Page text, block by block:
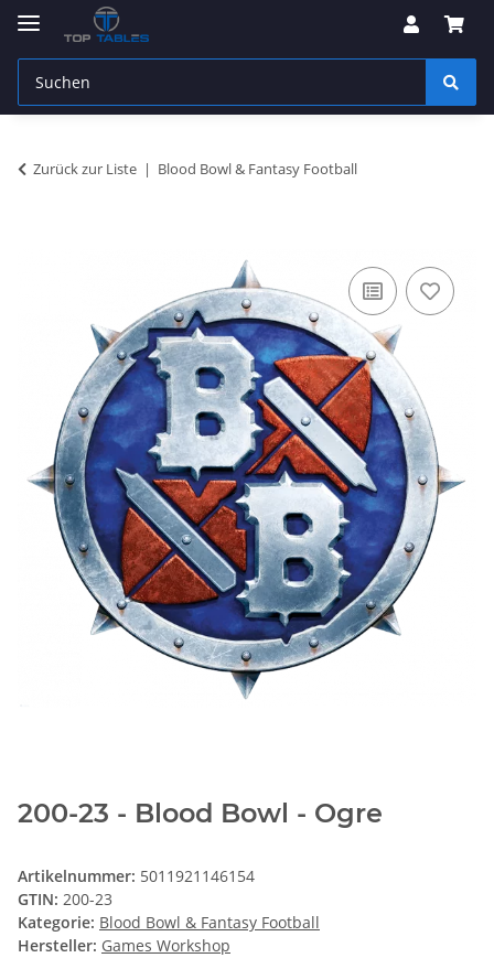
Zurück zur Liste Blood Bowl & Fantasy Football
200-23 - Blood Bowl - Ogre
Artikelnummer: 5011921146154
GTIN: 200-23
Kategorie: Blood Bowl & Fantasy Football
Hersteller: Games Workshop